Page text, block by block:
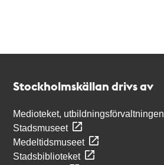
Stockholmskällan drivs av
Medioteket, utbildningsförvaltningen
Stadsmuseet
Medeltidsmuseet
Stadsbiblioteket